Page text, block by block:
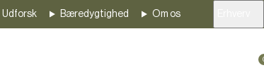
Udforsk Bæredygtighed Om os